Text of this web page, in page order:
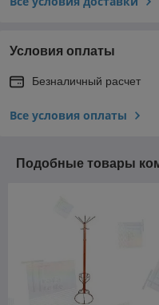
Условия оплаты
Безналичный расчет
Все условия оплаты
Подобные товары